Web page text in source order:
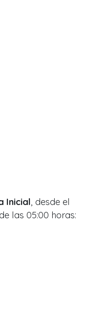
Inicial, desde el
las 05:00 horas: